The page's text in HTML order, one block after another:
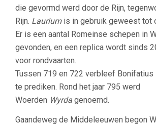
die gevormd werd door de Rijn,
Rijn. Lauriumis in gebruik geweest tot
Er is een aantal Romeinse schepen in
gevonden, en een replica wordt sinds
voor rondvaarten.
Tussen 719 en 722 verbleef Bonifatius
te prediken. Rond het jaar 795 werd
Woerden Wyrda genoemd.
Gaandeweg de Middeleeuwen begon